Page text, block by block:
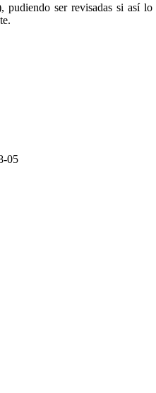
ser revisadas si así
05